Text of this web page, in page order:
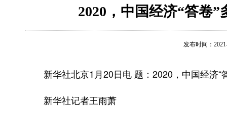
2020，中国经济“答卷
发布时间：
新华社北京1月20日电 题：2020，中国经济“
新华社记者王雨萧